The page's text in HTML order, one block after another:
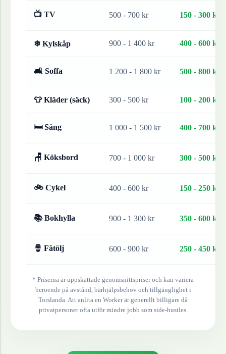
📺 TV 500 - 700 kr 150 - 300 kr
❄ Kylskåp 900 - 1 400 kr 400 - 600 kr
🛋 Soffa 1 200 - 1 800 kr 500 - 800 kr
👕 Kläder (säck) 300 - 500 kr 100 - 200 kr
🛏 Säng 1 000 - 1 500 kr 400 - 700 kr
🪑 Köksbord 700 - 1 000 kr 300 - 500 kr
🚲 Cykel 400 - 600 kr 150 - 250 kr
📚 Bokhylla 900 - 1 300 kr 350 - 600 kr
🪘 Fåtölj 600 - 900 kr 250 - 450 kr
* Priserna är uppskattade genomsnittspriser och kan variera
beroende på avstånd, bärhjälpsbehov och tillgänglighet i
Torslanda. Att anlita en Worker är generellt billigare då
privatpersoner ofta utför mindre jobb som side-hustles.